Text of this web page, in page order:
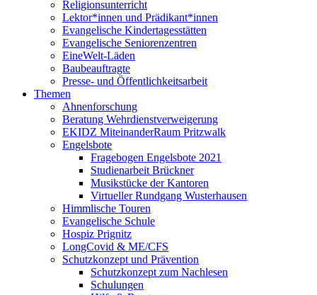
Religionsunterricht
Lektor*innen und Prädikant*innen
Evangelische Kindertagesstätten
Evangelische Seniorenzentren
EineWelt-Läden
Baubeauftragte
Presse- und Öffentlichkeitsarbeit
Themen
Ahnenforschung
Beratung Wehrdienstverweigerung
EKIDZ MiteinanderRaum Pritzwalk
Engelsbote
Fragebogen Engelsbote 2021
Studienarbeit Brückner
Musikstücke der Kantoren
Virtueller Rundgang Wusterhausen
Himmlische Touren
Evangelische Schule
Hospiz Prignitz
LongCovid & ME/CFS
Schutzkonzept und Prävention
Schutzkonzept zum Nachlesen
Schulungen